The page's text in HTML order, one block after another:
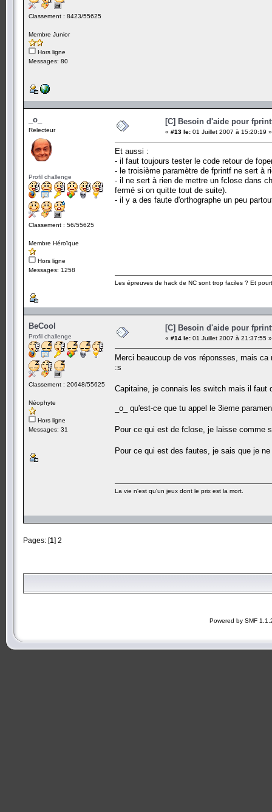
Classement : 8423/55625
Membre Junior
Hors ligne
Messages: 80
_o_
Relecteur
Profil challenge
Classement : 56/55625
Membre Héroïque
Hors ligne
Messages: 1258
[C] Besoin d'aide pour
« #13 le: 01 Juillet 2007 à 15:20:19 »
Et aussi :
- il faut toujours tester le code retour de
- le troisième paramètre de fprintf ne sert à
- il ne sert à rien de mettre un fclose dans
fermé si on quitte tout de suite).
- il y a des faute d'orthographe un peu
Les épreuves de hack de NC sont trop faciles ? Et
BeCool
Profil challenge
Classement : 20648/55625
Néophyte
Hors ligne
Messages: 31
[C] Besoin d'aide pour
« #14 le: 01 Juillet 2007 à 21:37:55 »
Merci beaucoup de vos réponsses, mais
:s
Capitaine, je connais les switch mais il
_o_ qu'est-ce que tu appel le 3ieme
Pour ce qui est de fclose, je laisse comme
Pour ce qui est des fautes, je sais que je
La vie n'est qu'un jeux dont le prix est la mort.
Pages: [1] 2
Powered by SMF